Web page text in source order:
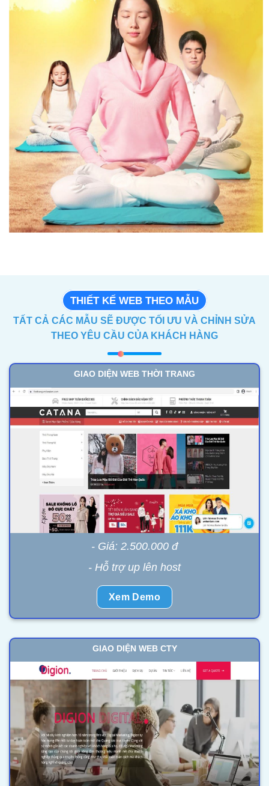
THIẾT KẾ WEB THEO MẪU
TẤT CẢ CÁC MẪU SẼ ĐƯỢC TỐI ƯU VÀ CHỈNH SỬA
THEO YÊU CẦU CỦA KHÁCH HÀNG
GIAO DIỆN WEB THỜI TRANG
- Giá: 2.500.000 đ
- Hỗ trợ up lên host
Xem Demo
GIAO DIỆN WEB CTY